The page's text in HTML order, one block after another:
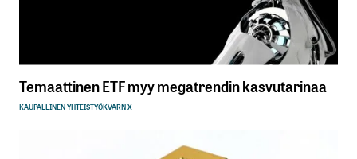
Temaattinen ETF myy megatrendin kasvutarinaa
KAUPALLINEN YHTEISTYÖKVARN X